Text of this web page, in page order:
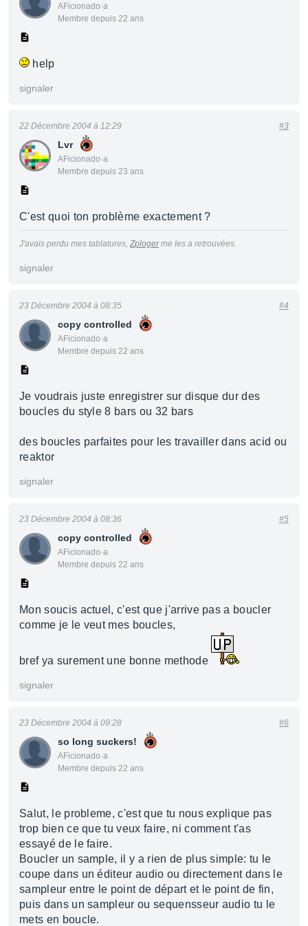
AFicionado·a
Membre depuis 22 ans
help
signaler
Lvr
AFicionado·a
Membre depuis 23 ans
22 Décembre 2004 à 12:29 #3
C'est quoi ton problème exactement ?
J'avais perdu mes tablatures, Zplogerme les a retrouvées.
signaler
copy controlled
AFicionado·a
Membre depuis 22 ans
23 Décembre 2004 à 08:35 #4
Je voudrais juste enregistrer sur disque dur des
boucles du style 8 bars ou 32 bars
des boucles parfaites pour les travailler dans acid ou
reaktor
signaler
copy controlled
AFicionado·a
Membre depuis 22 ans
23 Décembre 2004 à 08:36 #5
Mon soucis actuel, c'est que j'arrive pas a boucler
comme je le veut mes boucles,
bref ya surement une bonne methode
signaler
so long suckers!
AFicionado·a
Membre depuis 22 ans
23 Décembre 2004 à 09:28 #6
Salut, le probleme, c'est que tu nous explique pas
trop bien ce que tu veux faire, ni comment t'as
essayé de le faire.
Boucler un sample, il y a rien de plus simple: tu le
coupe dans un éditeur audio ou directement dans le
sampleur entre le point de départ et le point de fin,
puis dans un sampleur ou sequensseur audio tu le
mets en boucle.